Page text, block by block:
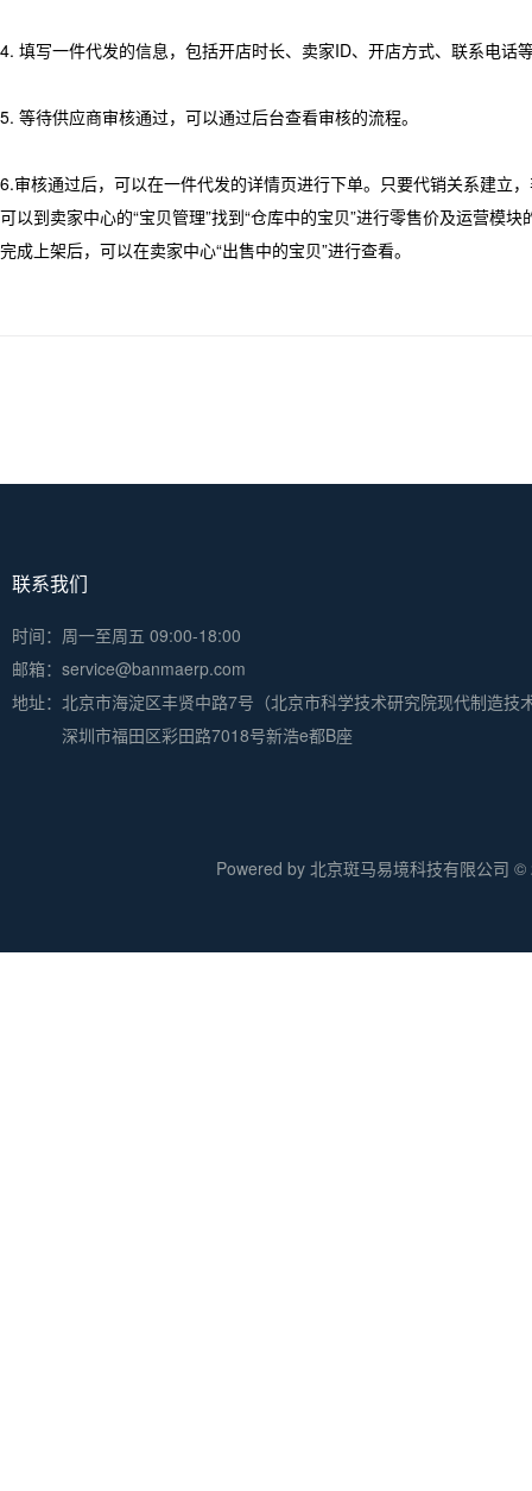
4. 填写一件代发的信息，包括开店时长、卖家ID、开店方式、联系电话
5. 等待供应商审核通过，可以通过后台查看审核的流程。
6.审核通过后，可以在一件代发的详情页进行下单。只要代销关系建立
可以到卖家中心的“宝贝管理”找到“仓库中的宝贝”进行零售价及运营模
完成上架后，可以在卖家中心“出售中的宝贝”进行查看。
联系我们
时间：周一至周五 09:00-18:00
邮箱：service@banmaerp.com
地址： 北京市海淀区丰贤中路7号（北京市科学技术研究院现代制造技
深圳市福田区彩田路7018号新浩e都B座
Powered by 北京斑马易境科技有限公司